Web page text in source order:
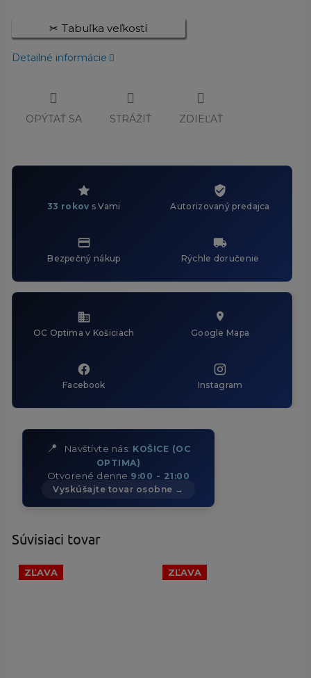
Tabuľka veľkostí
Detailné informácie
OPÝTAŤ SA STRÁŽIŤ ZDIEĽAŤ
33 rokov s Vami Autorizovaný predajca
Bezpečný nákup Rýchle doručenie
OC Optima v Košiciach Google Mapa
Facebook Instagram
📍 Navštívte nás: KOŠICE (OC
OPTIMA)
Otvorené denne 9:00 - 21:00
Vyskúšajte tovar osobne →
Súvisiaci tovar
ZĽAVA ZĽAVA